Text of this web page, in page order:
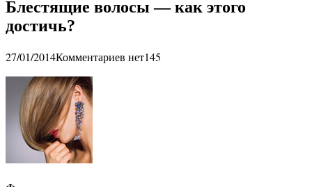
Блестящие волосы — как этого
достичь?
27/01/2014Комментариев нет145